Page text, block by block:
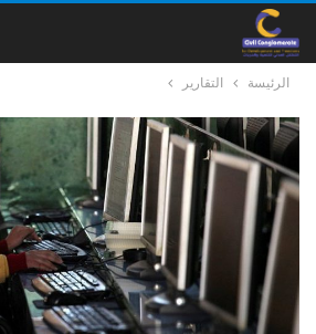
الرئيسة التقارير